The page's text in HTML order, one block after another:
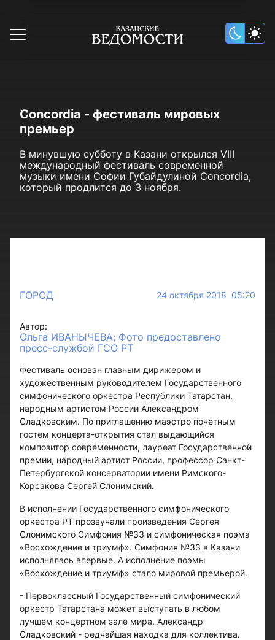
Concordia - фестиваль мировых
премьер
В минувшую субботу в Казани открылся VIII
международный фестиваль современной
музыки имени Софии Губайдулиной Concordia,
который продлится до 3 ноября.
ГОРОД 24 октября 2018 05:20
Автор:
Ольга ИВАНЫЧЕВА; Фото предоставлено
пресс-службой ГСО РТ
Фестиваль основан главным дирижером и
художественным руководителем Государственного
симфонического оркестра Республики Татарстан,
народным артистом России Александром
Сладковским. По приглашению маэстро почетным
гостем концерта-открытия стал выдающийся
композитор современности, лауреат Государственной
премии, народный артист России, профессор Санкт-
Петербургской консерватории имени Римского-
Корсакова Сергей Слонимский.
В исполнении Государственного симфонического
оркестра РТ прозвучали произведения Сергея
Слонимского Симфония №33 и симфоническая поэма
«Восхождение и триумф». Симфония №33 в Казани
исполнялась впервые. А исполнение поэмы
«Восхождение и триумф» стало мировой премьерой.
- Первоклассный Государственный симфонический
оркестр Татарстана может выступать в любом
лучшем концертном зале мира. Александр
Сладковский - редчайшая находка для коллектива.